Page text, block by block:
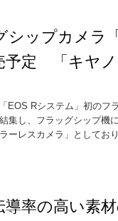
シップカメラ
定 「キヤノ
EOS Rシステム」初のフ
集し、フラッグシップ機
ーレスカメラ」としてお
率の高い素